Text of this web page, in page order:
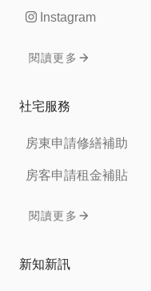
Instagram
閱讀更多
社宅服務
房東申請修繕補助
房客申請租金補貼
閱讀更多
新知新訊